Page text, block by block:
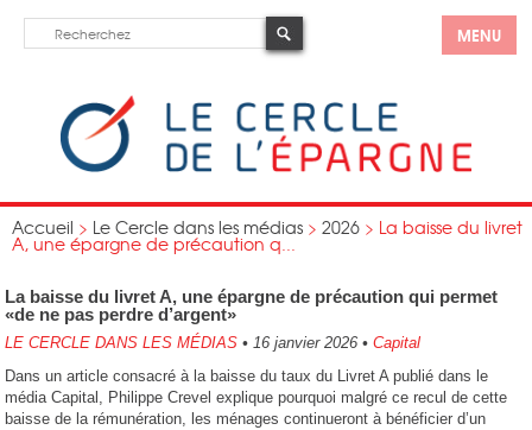
MENU
Accueil > Le Cercle dans les médias > 2026 > La baisse du livret
A, une épargne de précaution q...
La baisse du livret A, une épargne de précaution qui permet
«de ne pas perdre d’argent»
LE CERCLE DANS LES MÉDIAS • 16 janvier 2026• Capital
Dans un article consacré à la baisse du taux du Livret A publié dans le
média Capital, Philippe Crevel explique pourquoi malgré ce recul de cette
baisse de la rémunération, les ménages continueront à bénéficier d’un